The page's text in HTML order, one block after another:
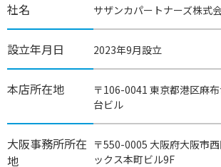
社名 サザンカパートナーズ株式
設立年月日 2023年9月設立
本店所在地
〒106-0041 東京都港区麻
台ビル
大阪事務所所在
地
〒550-0005 大阪府大阪市
ックス本町ビル9F